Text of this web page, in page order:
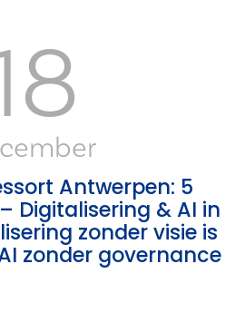
Antwerpen: 5
Digitalisering & AI in
zonder visie is
zonder governance